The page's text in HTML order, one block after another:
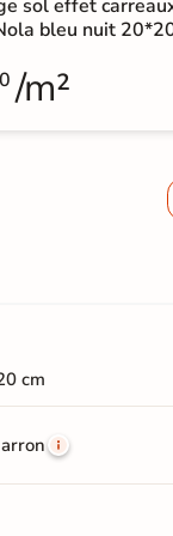
sol effet
bleu nuit
/m²
cm